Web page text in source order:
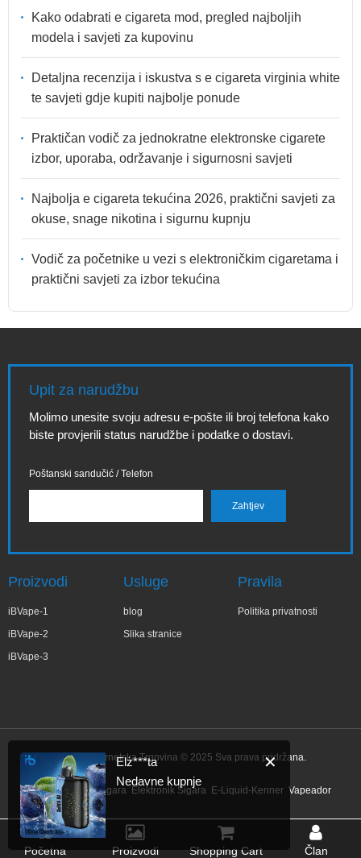
Kako odabrati e cigareta mod, pregled najboljih
modela i savjeti za kupovinu
Detaljna recenzija i iskustva s e cigareta virginia white
te savjeti gdje kupiti najbolje ponude
Praktičan vodič za jednokratne elektronske cigarete
izbor, uporaba, održavanje i sigurnosni savjeti
Najbolja e cigareta tekućina 2026, praktični savjeti za
okuse, snage nikotina i sigurnu kupnju
Vodič za početnike u vezi s elektroničkim cigaretama i
praktični savjeti za izbor tekućina
Upit za narudžbu
Molimo unesite svoju adresu e-pošte ili broj telefona kako
biste provjerili status narudžbe i podatke o dostavi.
Poštanski sandučić / Telefon
Proizvodi
iBVape-1
iBVape-2
iBVape-3
Usluge
blog
Slika stranice
Pravila
Politika privatnosti
IBVape Internetska Trgovina © 2025 Sva prava pridržana.
Link: Elektronik Sigara Elektronik Sigara E-Liquid-Kenner Vapeador
Početna Proizvodi Shopping Cart Član
✕
Elż***ta
Nedavne kupnje